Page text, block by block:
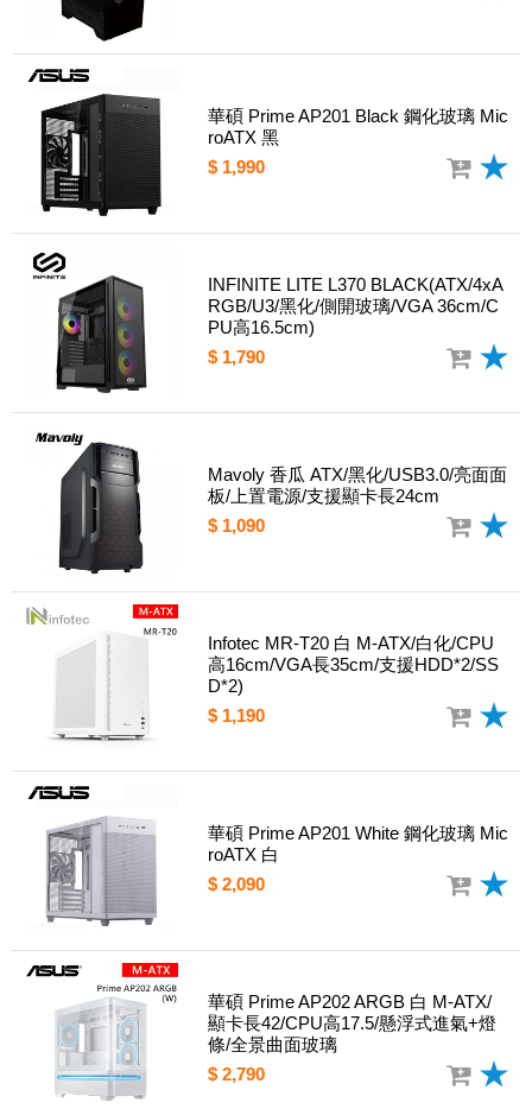
華碩 Prime AP201 Black 鋼化玻璃 Mic
roATX 黑
$ 1,990
INFINITE LITE L370 BLACK(ATX/4xA
RGB/U3/黑化/側開玻璃/VGA 36cm/C
PU高16.5cm)
$ 1,790
Mavoly 香瓜 ATX/黑化/USB3.0/亮面面
板/上置電源/支援顯卡長24cm
$ 1,090
Infotec MR-T20 白 M-ATX/白化/CPU
高16cm/VGA長35cm/支援HDD*2/SS
D*2)
$ 1,190
華碩 Prime AP201 White 鋼化玻璃 Mic
roATX 白
$ 2,090
華碩 Prime AP202 ARGB 白 M-ATX/
顯卡長42/CPU高17.5/懸浮式進氣+燈
條/全景曲面玻璃
$ 2,790